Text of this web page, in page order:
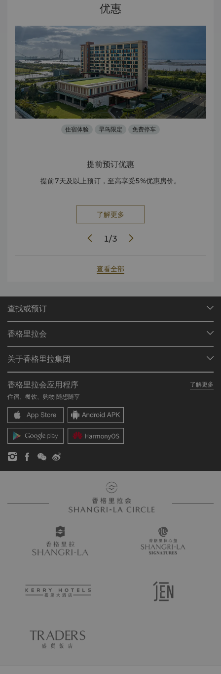
优惠
住宿体验 早鸟限定 免费停车
提前预订优惠
提前7天及以上预订，至高享受5%优惠房价。
了解更多
1/3
查看全部
查找或预订
查找预订
餐厅与酒吧
香格里拉会
加入香格里拉会
常见问题
联络我们
关于香格里拉集团
我们的酒店品牌
香格里拉中心
香格里拉公寓
联系方式
职业发展
企业社会责任
新闻稿
香格里拉会应用程序
了解更多
住宿、餐饮、购物 随想随享